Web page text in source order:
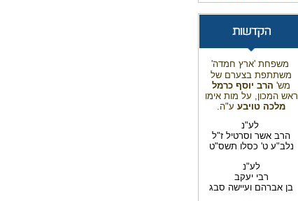
משפחת 'ארץ חמדה'
משתתפת בצערם של
מש' הרב יוסף כרמל
ראש המכון, על מות אימו
מלכה טויבע ע"ה.
לע"נ
הרב אשר וסרטיל ז"ל
נלב"ע ט' כסלו תשס"ט
לע"נ
רבי יעקב
בן אברהם ועיישה סבג